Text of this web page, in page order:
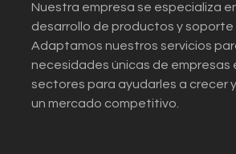
Nuestra empresa se especializa
desarrollo de productos y soporte
Adaptamos nuestros servicios
necesidades únicas de empresas
sectores para ayudarles a crecer
un mercado competitivo.